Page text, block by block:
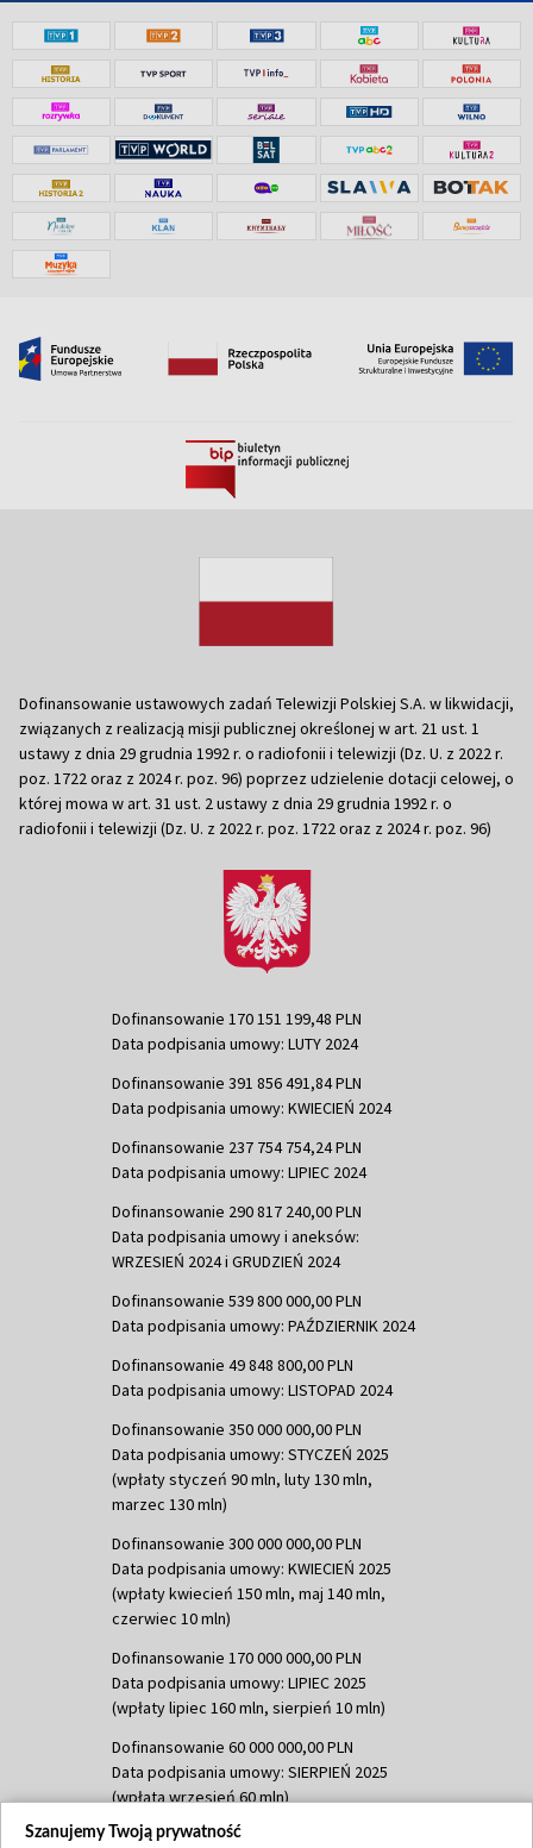
Dofinansowanie ustawowych zadań Telewizji Polskiej S.A. w likwidacji,
związanych z realizacją misji publicznej określonej w art. 21 ust. 1
ustawy z dnia 29 grudnia 1992 r. o radiofonii i telewizji (Dz. U. z 2022 r.
poz. 1722 oraz z 2024 r. poz. 96) poprzez udzielenie dotacji celowej, o
której mowa w art. 31 ust. 2 ustawy z dnia 29 grudnia 1992 r. o
radiofonii i telewizji (Dz. U. z 2022 r. poz. 1722 oraz z 2024 r. poz. 96)
Dofinansowanie 170 151 199,48 PLN
Data podpisania umowy: LUTY 2024
Dofinansowanie 391 856 491,84 PLN
Data podpisania umowy: KWIECIEŃ 2024
Dofinansowanie 237 754 754,24 PLN
Data podpisania umowy: LIPIEC 2024
Dofinansowanie 290 817 240,00 PLN
Data podpisania umowy i aneksów:
WRZESIEŃ 2024 i GRUDZIEŃ 2024
Dofinansowanie 539 800 000,00 PLN
Data podpisania umowy: PAŹDZIERNIK 2024
Dofinansowanie 49 848 800,00 PLN
Data podpisania umowy: LISTOPAD 2024
Dofinansowanie 350 000 000,00 PLN
Data podpisania umowy: STYCZEŃ 2025
(wpłaty styczeń 90 mln, luty 130 mln,
marzec 130 mln)
Dofinansowanie 300 000 000,00 PLN
Data podpisania umowy: KWIECIEŃ 2025
(wpłaty kwiecień 150 mln, maj 140 mln,
czerwiec 10 mln)
Dofinansowanie 170 000 000,00 PLN
Data podpisania umowy: LIPIEC 2025
(wpłaty lipiec 160 mln, sierpień 10 mln)
Dofinansowanie 60 000 000,00 PLN
Data podpisania umowy: SIERPIEŃ 2025
(wpłata wrzesień 60 mln)
Dofinansowanie 635 783 051,21 PLN
Szanujemy Twoją prywatność